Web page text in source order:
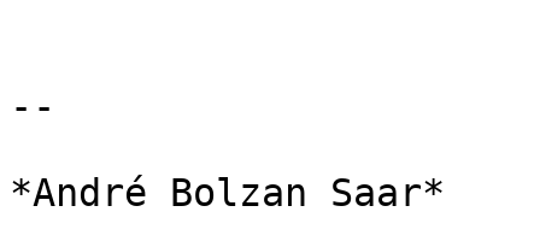
--
*André Bolzan Saar*